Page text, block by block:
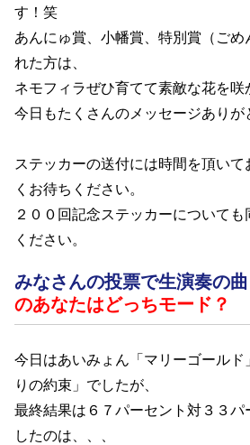
す！笑
あんにゅ賞、小幡賞、特別賞（ご
れた方は、
ネモフィラぜひ育てて素敵な花を
今日もたくさんのメッセージありが
ステッカーの送付には時間を頂い
くお待ちください。
２００回記念ステッカーについて
ください。
みなさんの投票で生演奏の
のあなたはどっちモード？
今日はあいみょん「マリーゴール
りの約束」でしたが、
最終結果は６７パーセント対３３
したのは、、、